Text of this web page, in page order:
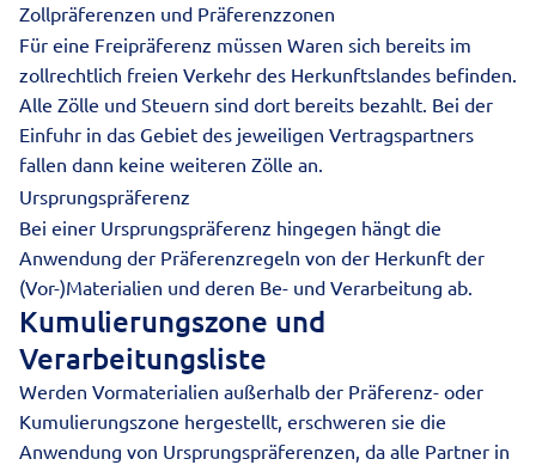
Zollpräferenzen und Präferenzzonen
Für eine Freipräferenz müssen Waren sich bereits im
zollrechtlich freien Verkehr des Herkunftslandes befinden.
Alle Zölle und Steuern sind dort bereits bezahlt. Bei der
Einfuhr in das Gebiet des jeweiligen Vertragspartners
fallen dann keine weiteren Zölle an.
Ursprungspräferenz
Bei einer Ursprungspräferenz hingegen hängt die
Anwendung der Präferenzregeln von der Herkunft der
(Vor-)Materialien und deren Be- und Verarbeitung ab.
Kumulierungszone und
Verarbeitungsliste
Werden Vormaterialien außerhalb der Präferenz- oder
Kumulierungszone hergestellt, erschweren sie die
Anwendung von Ursprungspräferenzen, da alle Partner in